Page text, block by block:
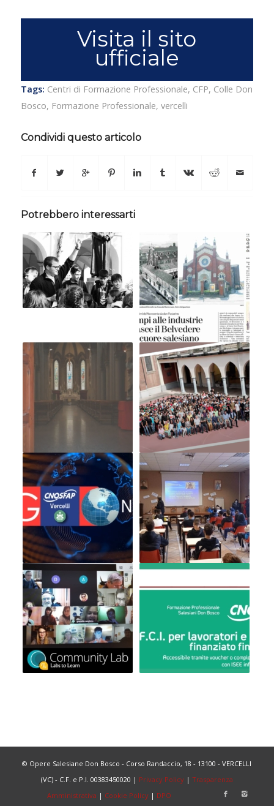
Visita il sito
ufficiale
Tags: Centri di Formazione Professionale, CFP, Colle Don
Bosco, Formazione Professionale, vercelli
Condividi questo articolo
Potrebbero interessarti
© Opere Salesiane Don Bosco - Corso Randaccio, 18 - 13100 - VERCELLI
(VC) - C.F. e P.I. 00383450020 | Privacy Policy| Trasparenza
Amministrativa | Cookie Policy | DPO